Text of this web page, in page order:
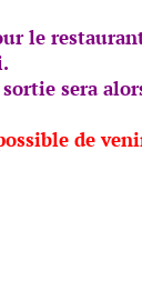
le
sera
de